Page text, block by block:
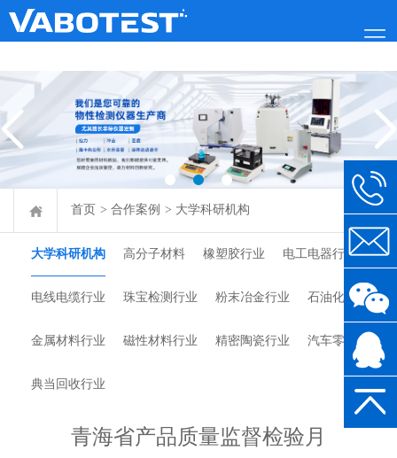
首页 > 合作案例 > 大学科研机构
大学科研机构 高分子材料 橡塑胶行业 电工电器行业
电线电缆行业 珠宝检测行业 粉末冶金行业 石油化工行业
金属材料行业 磁性材料行业 精密陶瓷行业 汽车零部件类
典当回收行业
青海省产品质量监督检验月